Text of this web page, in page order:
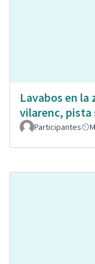
Lavabos en
vilarenc, pista
Participantes